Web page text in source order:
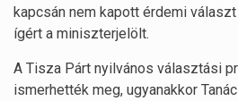
kapcsán nem kapott érdemi
ígért a miniszterjelölt.
A Tisza Párt nyilvános választási
ismerhették meg, ugyanakkor